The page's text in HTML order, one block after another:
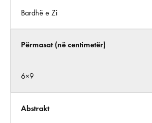
Bardhë e Zi
Përmasat (në centimetër)
6×9
Abstrakt